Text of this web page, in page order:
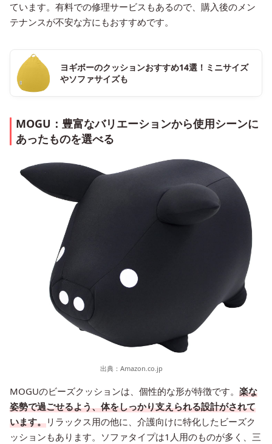
ています。有料での修理サービスもあるので、購入後のメン
テナンスが不安な方にもおすすめです。
ヨギボーのクッションおすすめ14選！ミニサイズ
やソファサイズも
MOGU：豊富なバリエーションから使用シーンに
あったものを選べる
出典： Amazon.co.jp
MOGUのビーズクッションは、個性的な形が特徴です。 楽な
姿勢で過ごせるよう、体をしっかり支えられる設計がされて
います。リラックス用の他に、介護向けに特化したビーズク
ッションもあります。ソファタイプは1人用のものが多く、三